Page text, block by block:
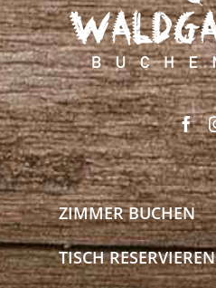
ZIMMER BUCHEN
TISCH RESERVIEREN